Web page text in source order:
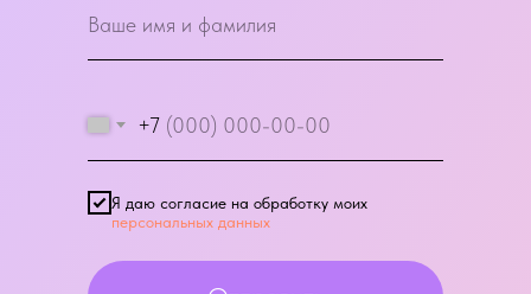
+7
Я даю согласие на обработку моих
персональных данных